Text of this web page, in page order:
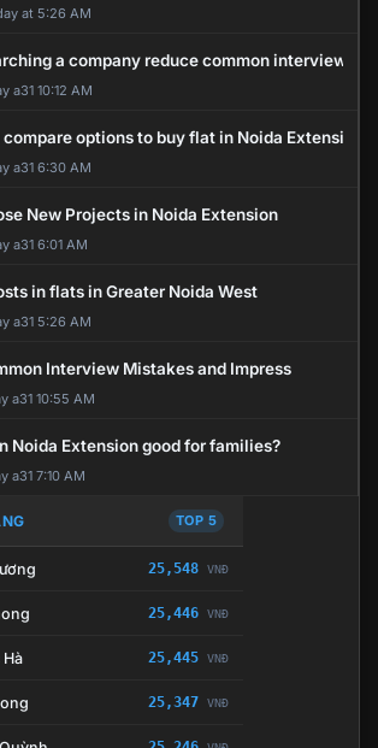
at 5:26 AM
a company reduce common interview
a31 10:12 AM
compare options to buy flat in Noida Extension?
a31 6:30 AM
New Projects in Noida Extension
a31 6:01 AM
in flats in Greater Noida West
a31 5:26 AM
Interview Mistakes and Impress
a31 10:55 AM
Noida Extension good for families?
a31 7:10 AM
TOP 5
25,548 VNĐ
25,446 VNĐ
25,445 VNĐ
25,347 VNĐ